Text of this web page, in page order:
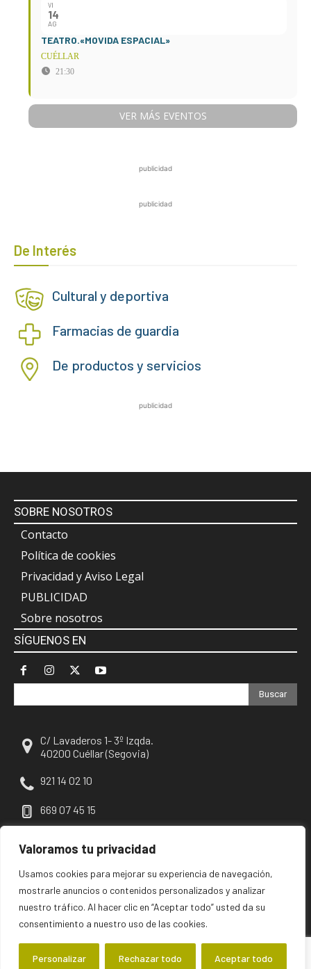
Valoramos tu privacidad
Usamos cookies para mejorar su experiencia de navegación,
mostrarle anuncios o contenidos personalizados y analizar
nuestro tráfico. Al hacer clic en “Aceptar todo” usted da su
consentimiento a nuestro uso de las cookies.
Personalizar Rechazar todo Aceptar todo
VI
14
AG
TEATRO.«MOVIDA ESPACIAL»
CUÉLLAR
21:30
VER MÁS EVENTOS
publicidad
publicidad
De Interés
Cultural y deportiva
Farmacias de guardia
De productos y servicios
publicidad
SOBRE NOSOTROS
Contacto
Política de cookies
Privacidad y Aviso Legal
PUBLICIDAD
Sobre nosotros
SÍGUENOS EN
Buscar
C/ Lavaderos 1- 3º Izqda.
40200 Cuéllar (Segovia)
921 14 02 10
669 07 45 15